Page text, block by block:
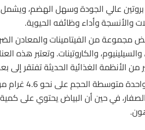
عالي الجودة وسهل الهضم، ويشمل
والأنسجة وأداء وظائفه الحيوية.
مجموعة من الفيتامينات والمعادن
والكاروتينات. وتعتبر هذه
من الأنظمة الغذائية الحديثة تفتقر إلى
: تحتوي البيضة
في حين أن البياض يحتوي على كمية